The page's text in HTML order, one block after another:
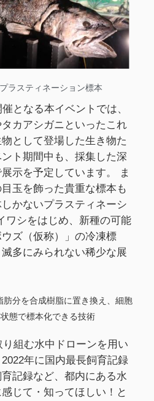
ラスティネーション標本
となる本イベントでは、
カアシガニといったこれ
として登場した生き物た
ト期間中も、採集した深
示を予定しています。 ま
玉を飾った貴重な標本も
かないプラスティネーシ
ワシをはじめ、新種の可能
ズ（仮称）」の冷凍標
多にみられない稀少な展
分を合成樹脂に置き換え、細胞
態で標本化できる技術
組む水中ドローンを用い
年に国内最長飼育記録
記録など、都内にある水
じて・知ってほしい！と